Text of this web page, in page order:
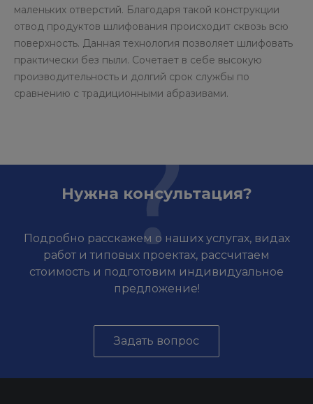
маленьких отверстий. Благодаря такой конструкции
отвод продуктов шлифования происходит сквозь всю
поверхность. Данная технология позволяет шлифовать
практически без пыли. Сочетает в себе высокую
производительность и долгий срок службы по
сравнению с традиционными абразивами.
Нужна консультация?
Подробно расскажем о наших услугах, видах
работ и типовых проектах, рассчитаем
стоимость и подготовим индивидуальное
предложение!
Задать вопрос